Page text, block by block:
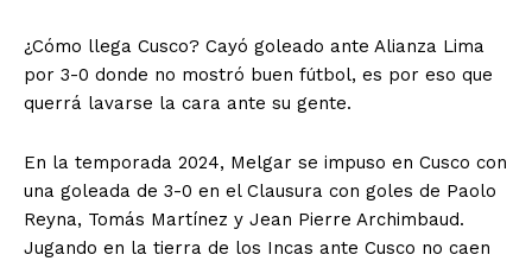
¿Cómo llega Cusco? Cayó goleado ante Alianza Lima
por 3-0 donde no mostró buen fútbol, es por eso que
querrá lavarse la cara ante su gente.
En la temporada 2024, Melgar se impuso en Cusco con
una goleada de 3-0 en el Clausura con goles de Paolo
Reyna, Tomás Martínez y Jean Pierre Archimbaud.
Jugando en la tierra de los Incas ante Cusco no caen